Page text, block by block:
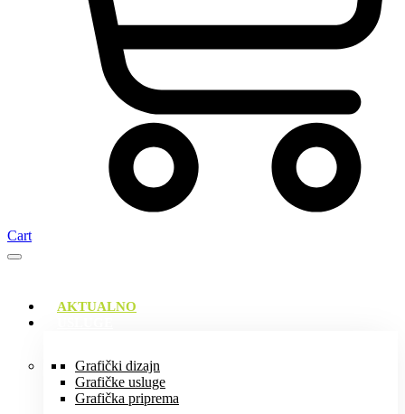
Cart
AKTUALNO
Grafički dizajn
Grafičke usluge
Grafička priprema